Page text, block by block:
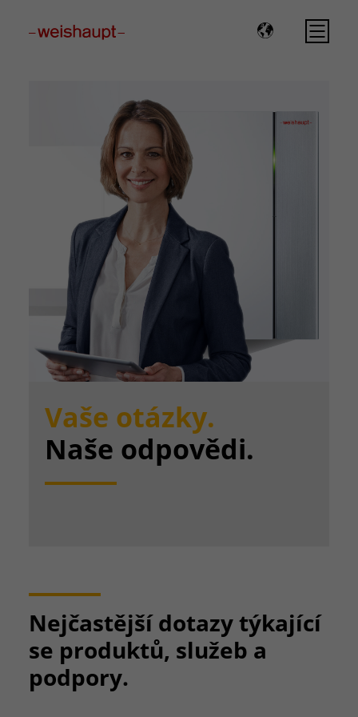
Vaše otázky.
Naše odpovědi.
Nejčastější dotazy týkající
se produktů, služeb a
podpory.